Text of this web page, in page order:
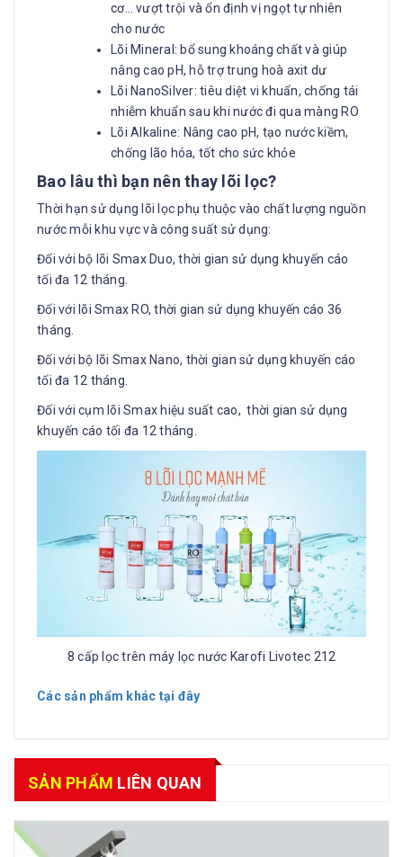
cơ… vượt trội và ổn định vị ngọt tự nhiên
cho nước
Lõi Mineral: bổ sung khoáng chất và giúp
nâng cao pH, hỗ trợ trung hoà axit dư
Lõi NanoSilver: tiêu diệt vi khuẩn, chống tái
nhiễm khuẩn sau khi nước đi qua màng RO
Lõi Alkaline: Nâng cao pH, tạo nước kiềm,
chống lão hóa, tốt cho sức khỏe
Bao lâu thì bạn nên thay lõi lọc?
Thời hạn sử dụng lõi lọc phụ thuộc vào chất lượng nguồn
nước mỗi khu vực và công suất sử dụng:
Đối với bộ lõi Smax Duo, thời gian sử dụng khuyến cáo
tối đa 12 tháng.
Đối với lõi Smax RO, thời gian sử dụng khuyến cáo 36
tháng.
Đối với bộ lõi Smax Nano, thời gian sử dụng khuyến cáo
tối đa 12 tháng.
Đối với cụm lõi Smax hiệu suất cao, thời gian sử dụng
khuyến cáo tối đa 12 tháng.
8 cấp lọc trên máy lọc nước Karofi Livotec 212
Các sản phẩm khác tại đây
SẢN PHẨM LIÊN QUAN